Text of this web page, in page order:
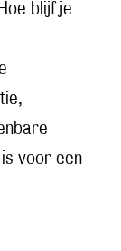
blijf je
voor een